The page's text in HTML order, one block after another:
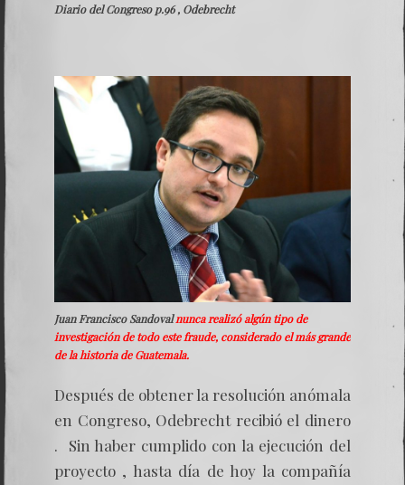
Diario del Congreso p.96 , Odebrecht
Juan Francisco Sandovalnunca realizó algún tipo de
investigación de todo este fraude, considerado el más grande
de la historia de Guatemala.
Después de obtener la resolución anómala
en Congreso, Odebrecht recibió el dinero
. Sin haber cumplido con la ejecución del
proyecto , hasta día de hoy la compañía